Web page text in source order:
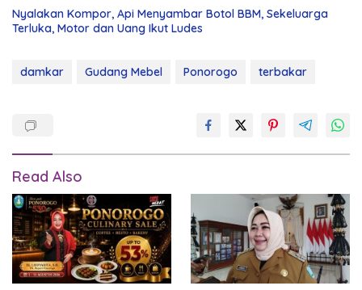
Nyalakan Kompor, Api Menyambar Botol BBM, Sekeluarga
Terluka, Motor dan Uang Ikut Ludes
damkar Gudang Mebel Ponorogo terbakar
Read Also